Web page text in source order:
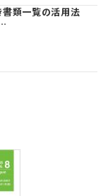
書類一覧の活用法